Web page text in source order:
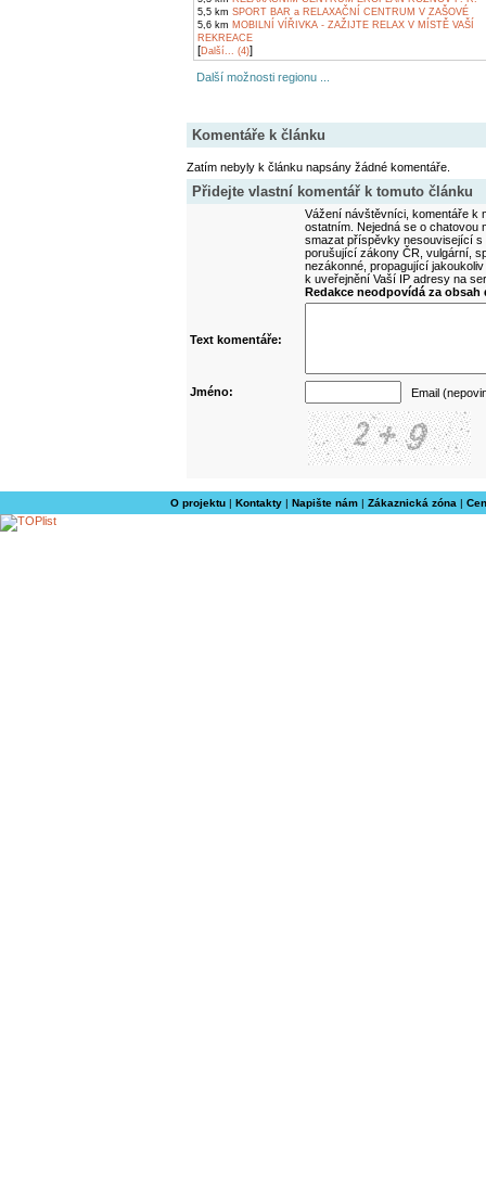
5,5 km SPORT BAR a RELAXAČNÍ CENTRUM V ZAŠOVÉ
5,6 km MOBILNÍ VÍŘIVKA - ZAŽIJTE RELAX V MÍSTĚ VAŠÍ
REKREACE
[Další... (4)]
Další možnosti regionu ...
Komentáře k článku
Zatím nebyly k článku napsány žádné komentáře.
Přidejte vlastní komentář k tomuto článku
Vážení návštěvníci, komentáře k
ostatním. Nejedná se o
smazat příspěvky nesouvisející
porušující zákony ČR, vulgární,
nezákonné, propagující
k uveřejnění Vaší IP adresy na
Redakce neodpovídá za
Text komentáře:
Jméno: Email
O projektu| Kontakty| Napište nám| Zákaznická zóna |